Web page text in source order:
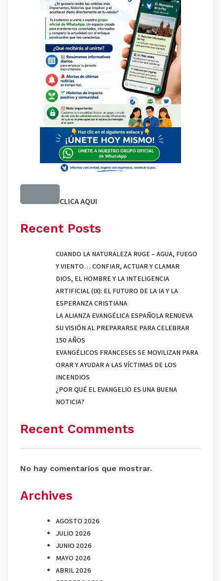
CLICA AQUI
Recent Posts
CUANDO LA NATURALEZA RUGE – AGUA, FUEGO
Y VIENTO… CONFIAR, ACTUAR Y CLAMAR
DIOS, EL HOMBRE Y LA INTELIGENCIA
ARTIFICIAL (IX): EL FUTURO DE LA IA Y LA
ESPERANZA CRISTIANA
LA ALIANZA EVANGÉLICA ESPAÑOLA RENUEVA
SU VISIÓN AL PREPARARSE PARA CELEBRAR
150 AÑOS
EVANGÉLICOS FRANCESES SE MOVILIZAN PARA
ORAR Y AYUDAR A LAS VÍCTIMAS DE LOS
INCENDIOS
¿POR QUÉ EL EVANGELIO ES UNA BUENA
NOTICIA?
Recent Comments
No hay comentarios que mostrar.
Archives
AGOSTO 2026
JULIO 2026
JUNIO 2026
MAYO 2026
ABRIL 2026